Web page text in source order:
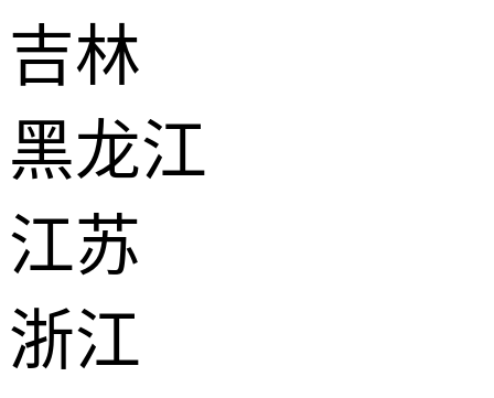
吉林
黑龙江
江苏
浙江